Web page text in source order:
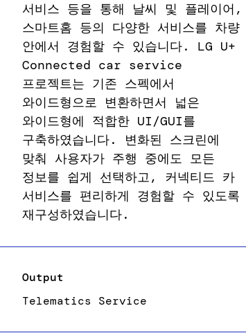
서비스 등을 통해 날씨 및 플레이어,
스마트홈 등의 다양한 서비스를 차량
안에서 경험할 수 있습니다. LG U+
Connected car service
프로젝트는 기존 스펙에서
와이드형으로 변환하면서 넓은
와이드형에 적합한 UI/GUI를
구축하였습니다. 변화된 스크린에
맞춰 사용자가 주행 중에도 모든
정보를 쉽게 선택하고, 커넥티드 카
서비스를 편리하게 경험할 수 있도록
재구성하였습니다.
Output
Telematics Service